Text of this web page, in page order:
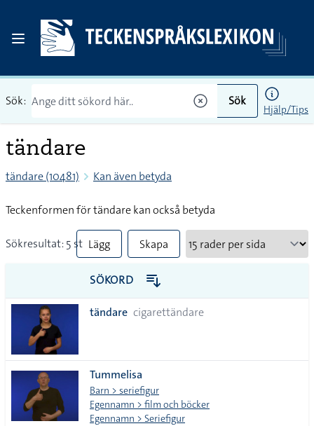
Sök: Sök
Hjälp/Tips
tändare
tändare (10481) Kan även betyda
Teckenformen för tändare kan också betyda
Sökresultat: 5 st Lägg
till
alla i
Skapa
PDF
SÖKORD
tändare cigarettändare
Tummelisa
Barn > seriefigur
Egennamn > film och böcker
Egennamn > Seriefigur